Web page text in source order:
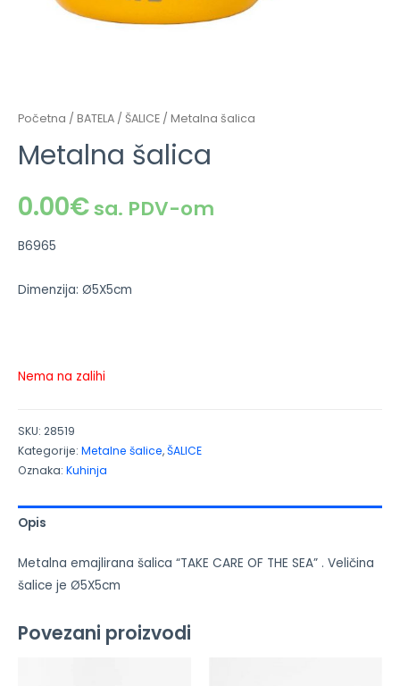
Početna / BATELA / ŠALICE / Metalna šalica
Metalna šalica
0.00€sa. PDV-om
B6965
Dimenzija: Ø5X5cm
Nema na zalihi
SKU: 28519
Kategorije: Metalne šalice,ŠALICE
Oznaka: Kuhinja
Opis
Metalna emajlirana šalica “TAKE CARE OF THE SEA” . Veličina
šalice je Ø5X5cm
Povezani proizvodi